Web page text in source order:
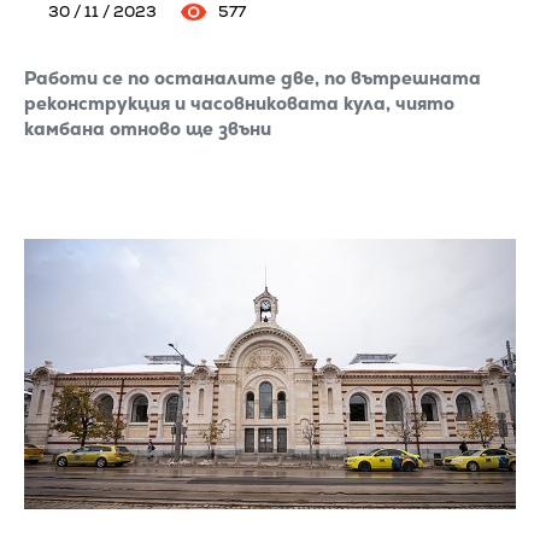
30 / 11 / 2023 577
Работи се по останалите две, по вътрешната
реконструкция и часовниковата кула, чиято
камбана отново ще звъни